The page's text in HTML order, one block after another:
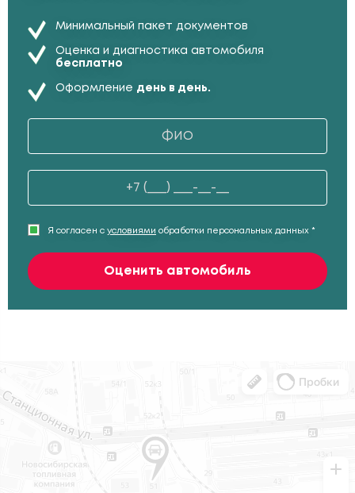
Минимальный пакет документов
Оценка и диагностика автомобиля
бесплатно
Оформление день в день.
Я согласен с условиями обработки персональных данных *
Оценить автомобиль